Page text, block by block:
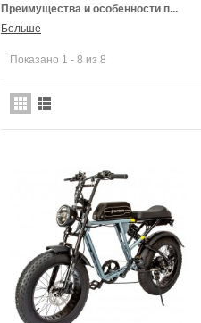
Преимущества и особенности п...
Больше
Показано 1 - 8 из 8